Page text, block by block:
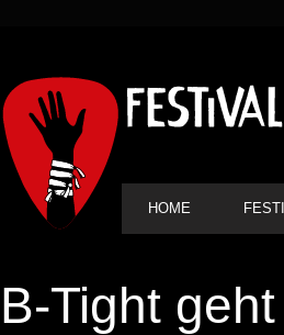
HAUPT-
NAVIGATION
HOME
B-Tight